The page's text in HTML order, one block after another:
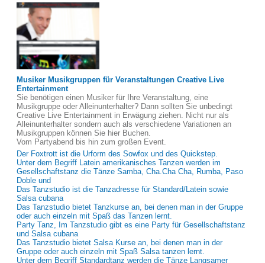
Musiker Musikgruppen für Veranstaltungen Creative Live
Entertainment
Sie benötigen einen Musiker für Ihre Veranstaltung, eine
Musikgruppe oder Alleinunterhalter? Dann sollten Sie unbedingt
Creative Live Entertainment in Erwägung ziehen. Nicht nur als
Alleinunterhalter sondern auch als verschiedene Variationen an
Musikgruppen können Sie hier Buchen.
Vom Partyabend bis hin zum großen Event.
Der Foxtrott ist die Urform des Sowfox und des Quickstep.
Unter dem Begriff Latein amerikanisches Tanzen werden im
Gesellschaftstanz die Tänze Samba, Cha.Cha Cha, Rumba, Paso
Doble und
Das Tanzstudio ist die Tanzadresse für Standard/Latein sowie
Salsa cubana
Das Tanzstudio bietet Tanzkurse an, bei denen man in der Gruppe
oder auch einzeln mit Spaß das Tanzen lernt.
Party Tanz, Im Tanzstudio gibt es eine Party für Gesellschaftstanz
und Salsa cubana
Das Tanzstudio bietet Salsa Kurse an, bei denen man in der
Gruppe oder auch einzeln mit Spaß Salsa tanzen lernt.
Unter dem Begriff Standardtanz werden die Tänze Langsamer